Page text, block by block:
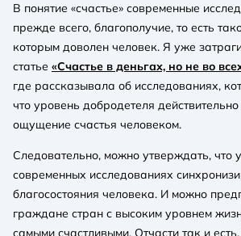
В понятие «счастье» современные
прежде всего, благополучие, то есть
которым доволен человек. Я уже
статье «Счастье в деньгах, но не во
где рассказывала об исследованиях,
что уровень добродетеля
ощущение счастья человеком.
Следовательно, можно утверждать, что
современных исследованиях
благосостояния человека. И можно
граждане стран с высоким уровнем
самыми счастливыми. Отчасти так и